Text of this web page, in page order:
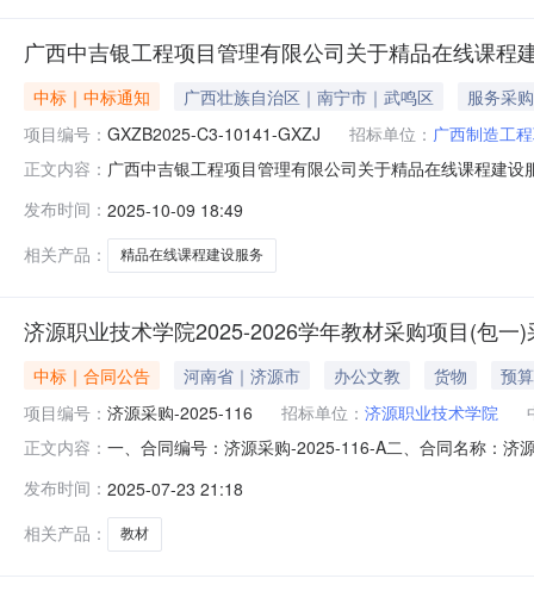
广西中吉银工程项目管理有限公司关于精品在线课
中标｜中标通知 广西壮族自治区｜南宁市｜武鸣区
服务采购
项目编号： GXZB2025-C3-10141-GXZJ 招标单位： 广西制造工
正文内容： 广西中吉银工程项目管理有限公司关于精品在线课程建
成交金额（元）：人民币贰拾玖万玖仟贰佰捌拾元整（
发布时间： 2025-10-09 18:49
相关产品：
精品在线课程建设服务
济源职业技术学院2025-2026学年教材采购项目(包一
中标｜合同公告 河南省｜济源市 办公文教 货物
预
项目编号： 济源采购-2025-116 招标单位： 济源职业技术学院
正文内容： 一、合同编号：济源采购-2025-116-A二、合同名称：济
（乙方）：河南蓝色畅想教育科技有限公司企业规模：
发布时间： 2025-07-23 21:18
相关产品：
教材